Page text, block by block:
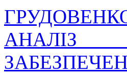
АНАЛІЗ